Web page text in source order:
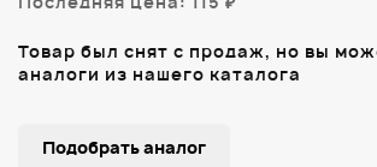
Товар был снят с продаж, но вы
аналоги из нашего каталога
Подобрать аналог